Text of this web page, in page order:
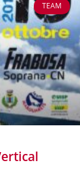
TEAM